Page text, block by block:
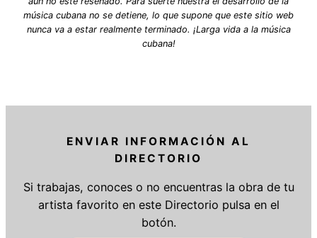
música cubana no se detiene, lo que supone que este sitio web
nunca va a estar realmente terminado. ¡Larga vida a la música
cubana!
ENVIAR INFORMACIÓN AL
DIRECTORIO
Si trabajas, conoces o no encuentras la obra de tu
artista favorito en este Directorio pulsa en el
botón.